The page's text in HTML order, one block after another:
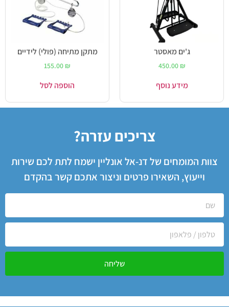
ג'ים מאסטר
450.00 ₪
מידע נוסף
מתקן מתיחה (פולי) לידיים
155.00 ₪
הוספה לסל
צריכים עזרה?
צוות המומחים של דנ-אל אונליין ישמח לתת לכם שירות
וייעוץ, השאירו פרטים וניצור אתכם קשר בהקדם
שליחה